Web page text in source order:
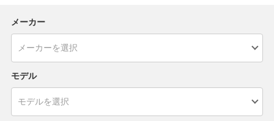
メーカー
モデル